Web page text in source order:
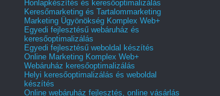
Honlapkészítés és keresőoptimalizálás
Keresőmarketing és Tartalommarketing
Marketing Ügyönökség Komplex Web+
Egyedi fejlesztésű webáruház és
keresőoptimalizálás
Egyedi fejlesztésű weboldal készítés
Online Marketing Komplex Web+
Webáruház keresőoptimalizálás
Helyi keresőoptimalizálás és weboldal
készítés
Online webáruház fejlesztés, online vásárlás